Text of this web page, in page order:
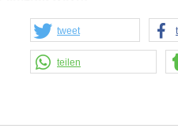
tweet
teilen